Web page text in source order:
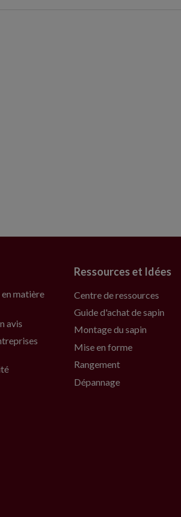
matière
avis
Ressources et Idées
Centre de ressources
Guide d'achat de sapin
Montage du sapin
Mise en forme
Rangement
Dépannage